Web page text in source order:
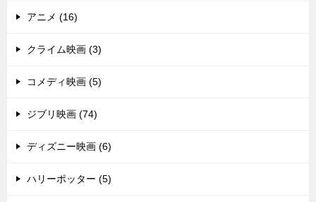
アニメ (16)
クライム映画 (3)
コメディ映画 (5)
ジブリ映画 (74)
ディズニー映画 (6)
ハリーポッター (5)